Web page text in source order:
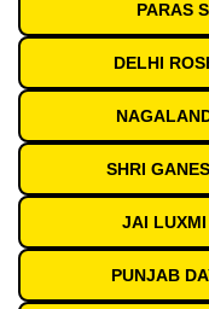
PARAS
DELHI
SHRI
JAI
PUNJAB